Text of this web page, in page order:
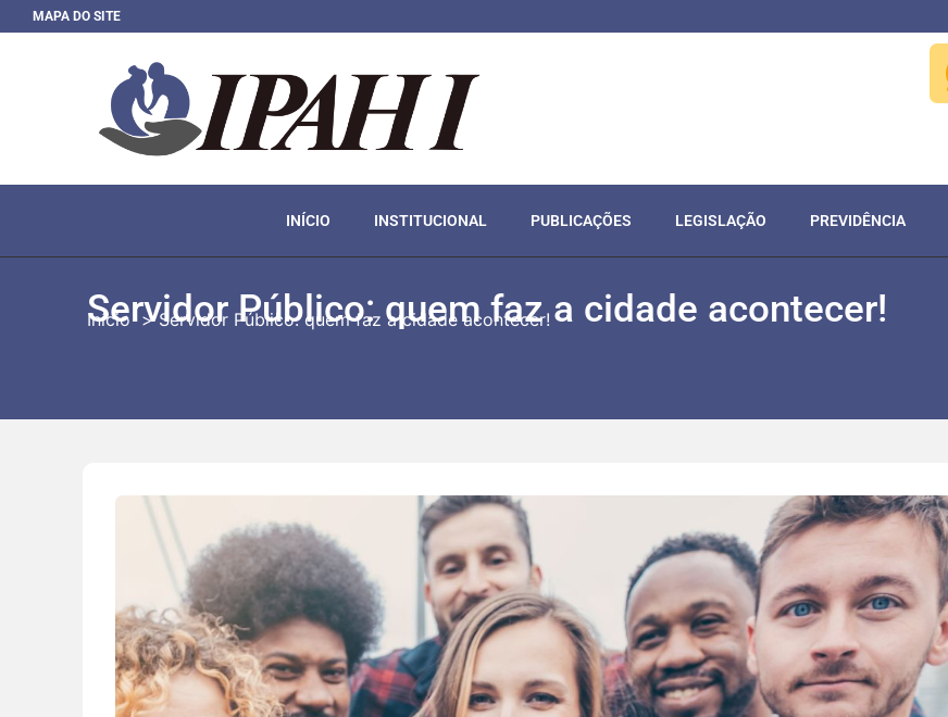
MAPA DO SITE
INÍCIO INSTITUCIONAL PUBLICAÇÕES LEGISLAÇÃO PREVIDÊNCIA
Servidor Público: quem faz a cidade acontecer!
Início Servidor Público: quem faz a cidade acontecer!